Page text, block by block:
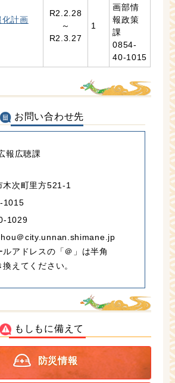
計画
R2.2.28
～
R2.3.27
1
画部情
報政策
課
0854-
40-1015
お問い合わせ先
報広聴課
木次町里方521-1
1015
1029
＠city.unnan.shimane.jp
ルアドレスの「＠」は半角
換えてください。
もしもに備えて
防災情報